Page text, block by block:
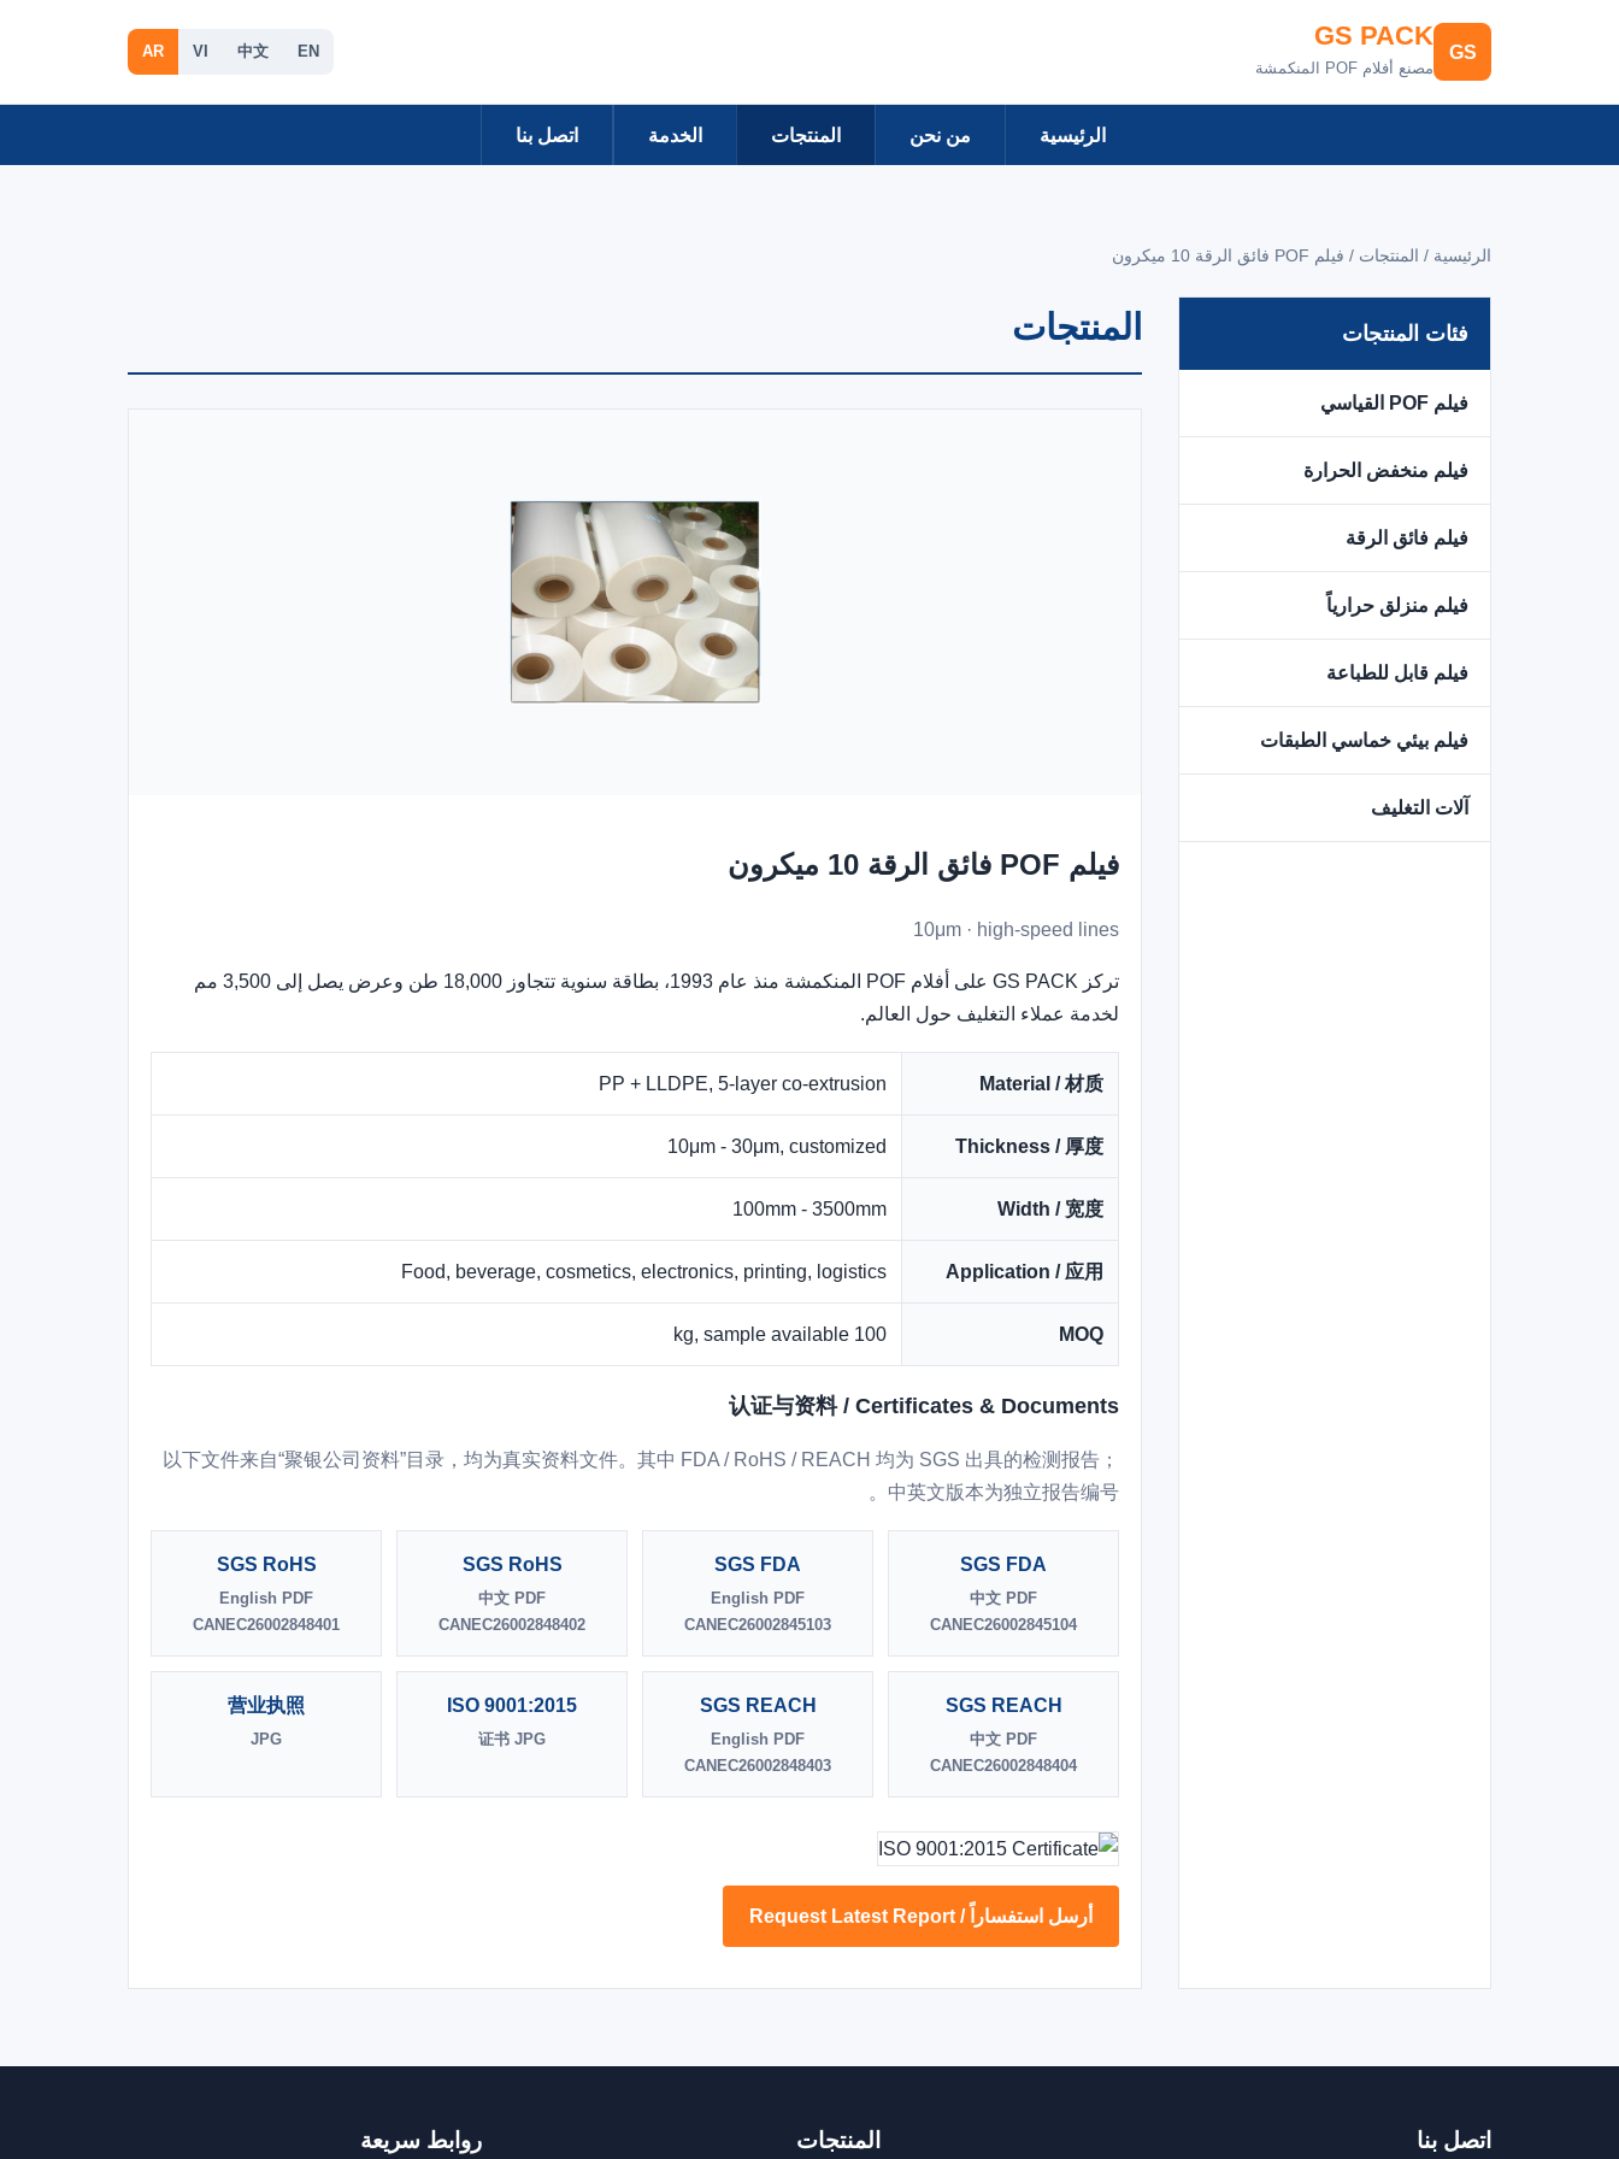
GS
GS PACK
مصنع أفلام POF المنكمشة
EN
中文
VI
AR
الرئيسية من نحن المنتجات الخدمة اتصل بنا
الرئيسية / المنتجات / فيلم POF فائق الرقة 10 ميكرون
فئات المنتجات
فيلم POF القياسي
فيلم منخفض الحرارة
فيلم فائق الرقة
فيلم منزلق حرارياً
فيلم قابل للطباعة
فيلم بيئي خماسي الطبقات
آلات التغليف
المنتجات
فيلم POF فائق الرقة 10 ميكرون
10μm · high-speed lines
تركز GS PACK على أفلام POF المنكمشة منذ عام 1993، بطاقة سنوية تتجاوز 18,000 طن وعرض يصل إلى 3,500 مم
لخدمة عملاء التغليف حول العالم.
Material / 材质
PP + LLDPE, 5-layer co-extrusion
Thickness / 厚度
10μm - 30μm, customized
Width / 宽度
100mm - 3500mm
Application / 应用
Food, beverage, cosmetics, electronics, printing, logistics
MOQ
100 kg, sample available
认证与资料 / Certificates & Documents
以下文件来自“聚银公司资料”目录，均为真实资料文件。其中 FDA / RoHS / REACH 均为 SGS 出具的检测报告；
中英文版本为独立报告编号。
SGS FDA
中文 PDF
CANEC26002845104
SGS FDA
English PDF
CANEC26002845103
SGS RoHS
中文 PDF
CANEC26002848402
SGS RoHS
English PDF
CANEC26002848401
SGS REACH
中文 PDF
CANEC26002848404
SGS REACH
English PDF
CANEC26002848403
ISO 9001:2015
证书 JPG
营业执照
JPG
أرسل استفساراً / Request Latest Report
اتصل بنا المنتجات روابط سريعة